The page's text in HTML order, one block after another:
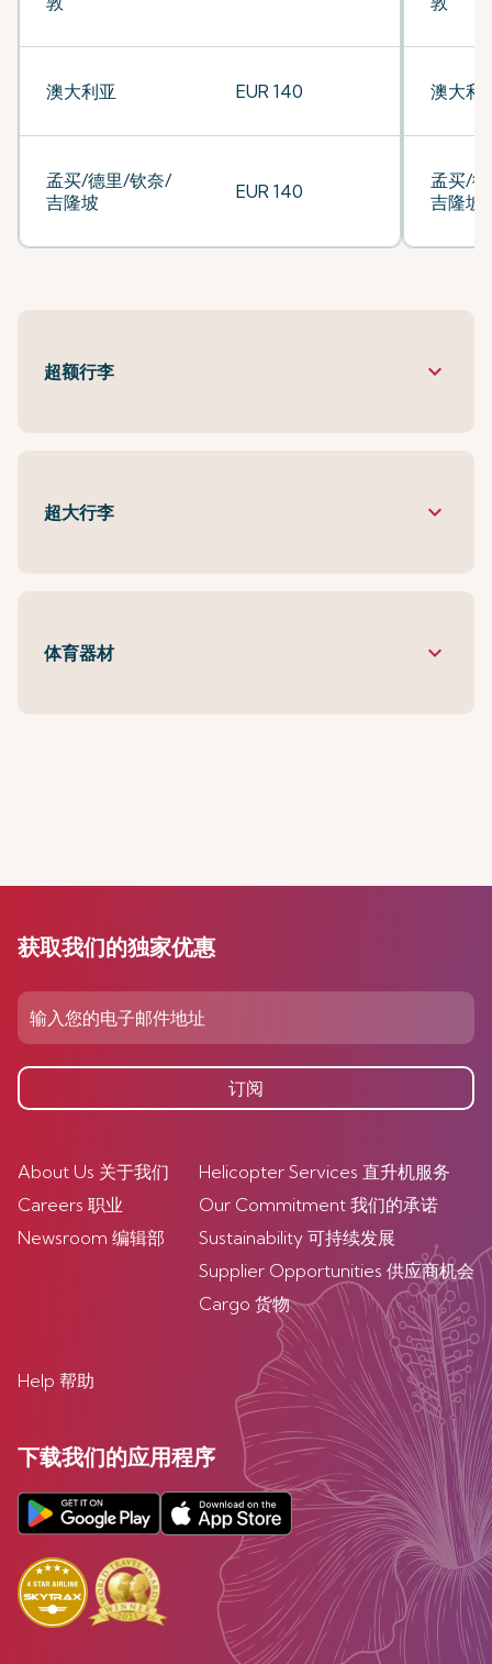
澳大利亚 EUR 140
孟买/德里/钦奈/
吉隆坡
EUR 140
澳大利
孟买/
吉隆坡
超额行李 keyboard_arrow_down
超大行李 keyboard_arrow_down
体育器材 keyboard_arrow_down
获取我们的独家优惠
订阅
About Us 关于我们
Careers 职业
Newsroom 编辑部
Helicopter Services 直升机服务
Our Commitment 我们的承诺
Sustainability 可持续发展
Supplier Opportunities 供应商机会
Cargo 货物
Help 帮助
下载我们的应用程序